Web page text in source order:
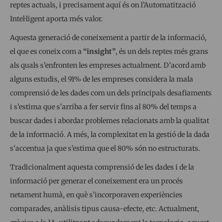
reptes actuals, i precisament aquí és on l’Automatització
Intel·ligent aporta més valor.
Aquesta generació de coneixement a partir de la informació,
el que es coneix com a “insight”, és un dels reptes més grans
als quals s’enfronten les empreses actualment. D’acord amb
alguns estudis, el 91% de les empreses considera la mala
comprensió de les dades com un dels principals desafiaments
i s’estima que s’arriba a fer servir fins al 80% del temps a
buscar dades i abordar problemes relacionats amb la qualitat
de la informació. A més, la complexitat en la gestió de la dada
s’accentua ja que s’estima que el 80% són no estructurats.
Tradicionalment aquesta comprensió de les dades i de la
informació per generar el coneixement era un procés
netament humà, en què s’incorporaven experiències
comparades, anàlisis tipus causa-efecte, etc. Actualment,